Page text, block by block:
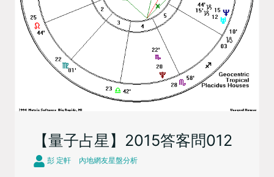
【量子占星】2015答客問012
彭 定軒 內地網友星盤分析